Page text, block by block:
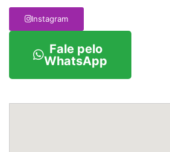
Instagram
Fale pelo
WhatsApp